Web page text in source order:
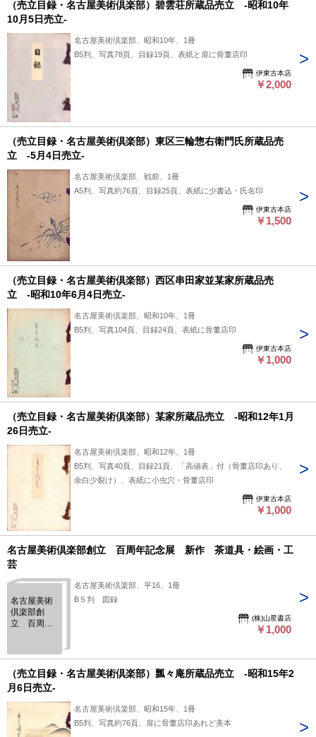
（売立目録・名古屋美術倶楽部）碧雲荘所蔵品売立 -昭和10年
10月5日売立-
名古屋美術倶楽部、昭和10年、1冊
B5判、写真78頁、目録19頁、表紙と扉に骨董店印
伊東古本店
￥2,000
（売立目録・名古屋美術倶楽部）東区三輪惣右衛門氏所蔵品売
立 -5月4日売立-
名古屋美術倶楽部、戦前、1冊
A5判、写真約76頁、目録25頁、表紙に少書込・氏名印
伊東古本店
￥1,500
（売立目録・名古屋美術倶楽部）西区串田家並某家所蔵品売
立 -昭和10年6月4日売立-
名古屋美術倶楽部、昭和10年、1冊
B5判、写真104頁、目録24頁、表紙に骨董店印
伊東古本店
￥1,000
（売立目録・名古屋美術倶楽部）某家所蔵品売立 -昭和12年1月
26日売立-
名古屋美術倶楽部、昭和12年、1冊
B5判、写真40頁、目録21頁、「高値表」付（骨董店印あり、
余白少裂け）、表紙に小虫穴・骨董店印
伊東古本店
￥1,000
名古屋美術倶楽部創立 百周年記念展 新作 茶道具・絵画・工
芸
名古屋美術
倶楽部創
立 百周年
具・絵画・
工芸
名古屋美術倶楽部、平16、1冊
B５判 図録
(株)山星書店
￥1,000
（売立目録・名古屋美術倶楽部）瓢々庵所蔵品売立 -昭和15年2
月6日売立-
名古屋美術倶楽部、昭和15年、1冊
B5判、写真約76頁、扉に骨董店印あれど美本